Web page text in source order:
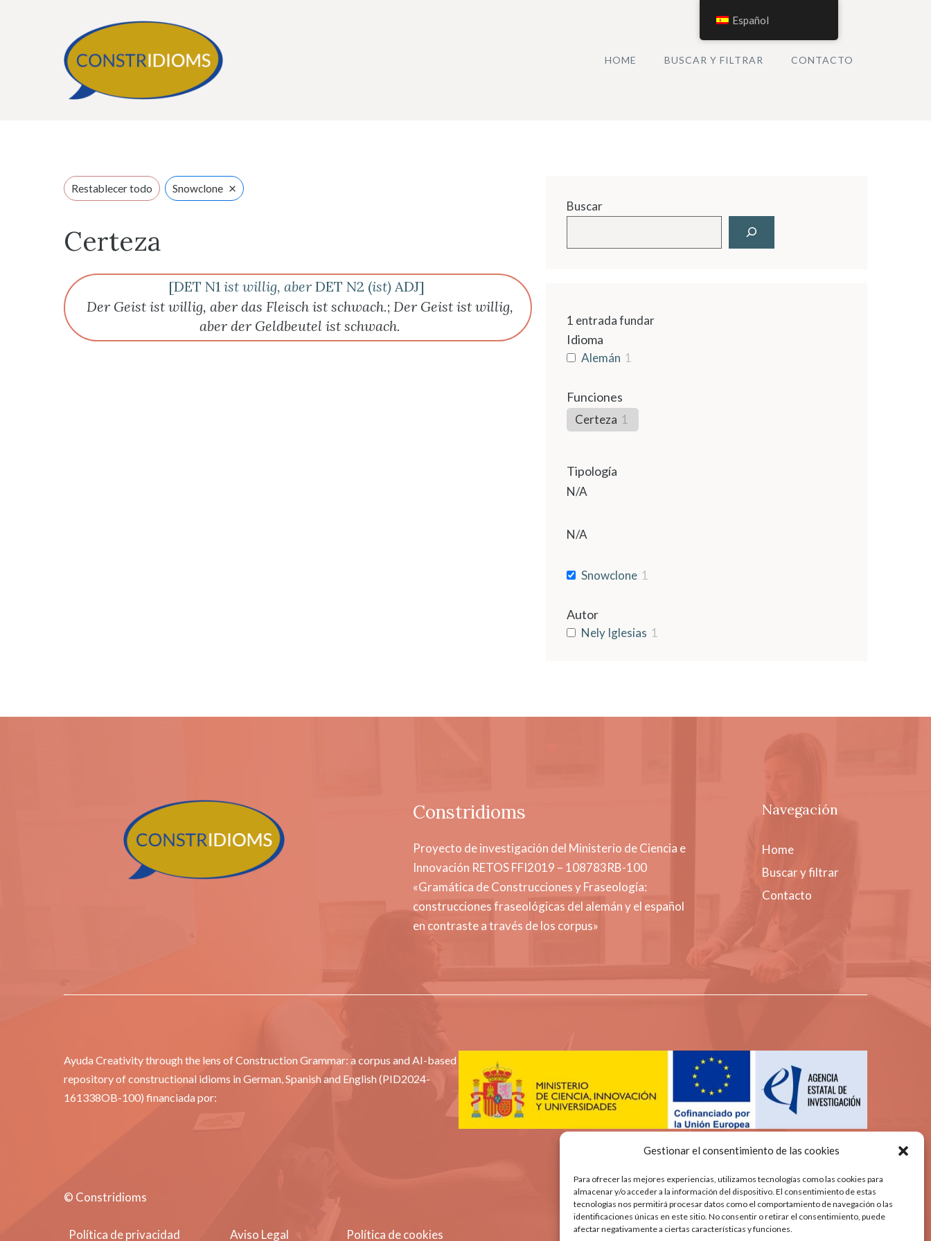
Gestionar el consentimiento de las cookies
Para ofrecer las mejores experiencias, utilizamos tecnologías como las cookies para
almacenar y/o acceder a la información del dispositivo. El consentimiento de estas
tecnologías nos permitirá procesar datos como el comportamiento de navegación o las
identificaciones únicas en este sitio. No consentir o retirar el consentimiento, puede
afectar negativamente a ciertas características y funciones.
HOME BUSCAR Y FILTRAR CONTACTO
Restablecer todo Snowclone ×
Certeza
[DET N1 ist willig, aberDET N2 (ist)ADJ]
Der Geist ist willig, aber das Fleisch ist schwach.; Der Geist ist willig,
aber der Geldbeutel ist schwach.
Buscar
1 entrada fundar
Idioma
Alemán 1
Funciones
Certeza 1
Tipología
N/A
N/A
Snowclone 1
Autor
Nely Iglesias 1
Constridioms
Proyecto de investigación del Ministerio de Ciencia e
Innovación RETOS FFI2019 – 108783RB-100
«Gramática de Construcciones y Fraseología:
construcciones fraseológicas del alemán y el español
en contraste a través de los corpus»
Navegación
Home
Buscar y filtrar
Contacto
Ayuda Creativity through the lens of Construction Grammar: a corpus and AI-based
repository of constructional idioms in German, Spanish and English (PID2024-
161338OB-100) financiada por:
© Constridioms
Política de privacidad Aviso Legal Política de cookies
Español